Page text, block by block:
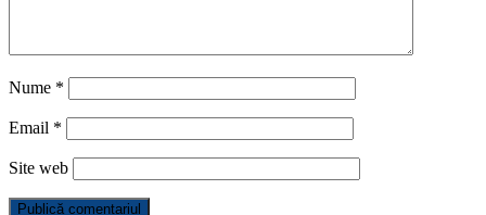
Nume *
Email *
Site web